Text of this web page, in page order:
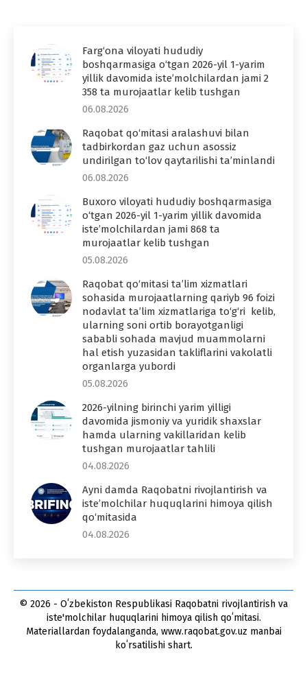
Farg‘ona viloyati hududiy
boshqarmasiga o‘tgan 2026-yil 1-yarim
yillik davomida iste’molchilardan jami 2
358 ta murojaatlar kelib tushgan
06.08.2026
Raqobat qo‘mitasi aralashuvi bilan
tadbirkordan gaz uchun asossiz
undirilgan to‘lov qaytarilishi ta’minlandi
06.08.2026
Buxoro viloyati hududiy boshqarmasiga
o‘tgan 2026-yil 1-yarim yillik davomida
iste’molchilardan jami 868 ta
murojaatlar kelib tushgan
05.08.2026
Raqobat qo‘mitasi ta’lim xizmatlari
sohasida murojaatlarning qariyb 96 foizi
nodavlat ta’lim xizmatlariga to‘g‘ri kelib,
ularning soni ortib borayotganligi
sababli sohada mavjud muammolarni
hal etish yuzasidan takliflarini vakolatli
organlarga yubordi
05.08.2026
2026-yilning birinchi yarim yilligi
davomida jismoniy va yuridik shaxslar
hamda ularning vakillaridan kelib
tushgan murojaatlar tahlili
04.08.2026
Ayni damda Raqobatni rivojlantirish va
iste’molchilar huquqlarini himoya qilish
qo‘mitasida
04.08.2026
© 2026 - Oʻzbekiston Respublikasi Raqobatni rivojlantirish va
iste'molchilar huquqlarini himoya qilish qoʻmitasi.
Materiallardan foydalanganda, www.raqobat.gov.uz manbai
koʻrsatilishi shart.